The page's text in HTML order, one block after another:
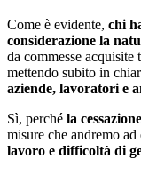
Come è evidente, chi
considerazione la
da commesse
mettendo subito in
aziende, lavoratori e
Sì, perché la
misure che andremo
lavoro e difficoltà di